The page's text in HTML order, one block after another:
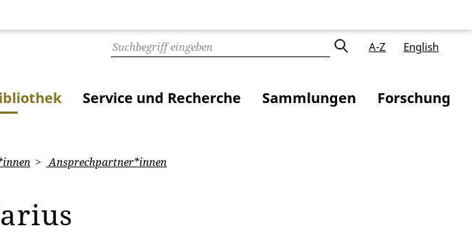
A-Z English
Service und Recherche Sammlungen Forschung
Ansprechpartner*innen